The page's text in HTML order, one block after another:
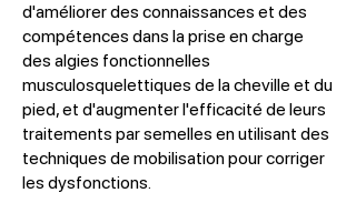
d'améliorer des connaissances et des
compétences dans la prise en charge
des algies fonctionnelles
musculosquelettiques de la cheville et du
pied, et d'augmenter l'efficacité de leurs
traitements par semelles en utilisant des
techniques de mobilisation pour corriger
les dysfonctions.